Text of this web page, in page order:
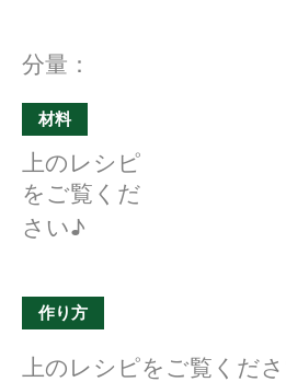
分量：
材料
上のレシピ
をご覧くだ
さい♪
作り方
上のレシピをご覧くだ